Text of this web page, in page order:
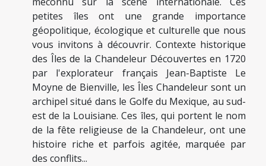
petites îles ont une grande importance
géopolitique, écologique et culturelle que nous
vous invitons à découvrir. Contexte historique
des Îles de la Chandeleur Découvertes en 1720
par l'explorateur français Jean-Baptiste Le
Moyne de Bienville, les Îles Chandeleur sont un
archipel situé dans le Golfe du Mexique, au sud-
est de la Louisiane. Ces îles, qui portent le nom
de la fête religieuse de la Chandeleur, ont une
histoire riche et parfois agitée, marquée par
des conflits...